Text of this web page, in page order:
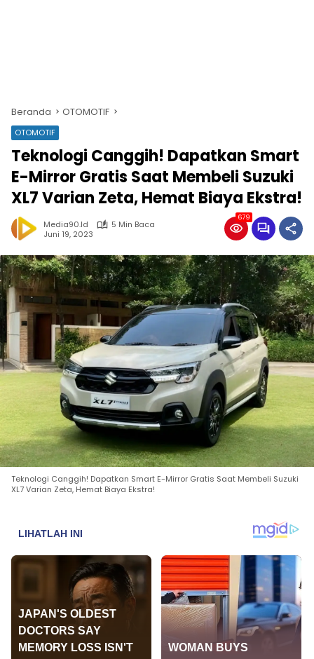
Beranda OTOMOTIF
OTOMOTIF
Teknologi Canggih! Dapatkan Smart
E-Mirror Gratis Saat Membeli Suzuki
XL7 Varian Zeta, Hemat Biaya Ekstra!
Media90.id
5 Min Baca
Juni 19, 2023
679
Teknologi Canggih! Dapatkan Smart E-Mirror Gratis Saat Membeli Suzuki
XL7 Varian Zeta, Hemat Biaya Ekstra!